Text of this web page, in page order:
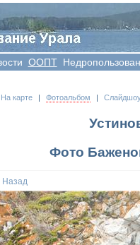
OOПT
На карте | Фотоальбом |
Фото
Назад